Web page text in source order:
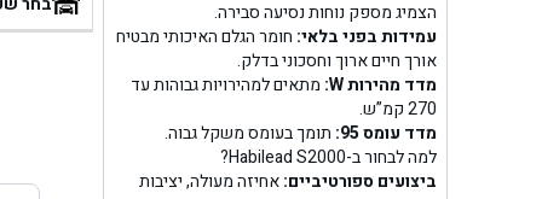
הצמיג מספק נוחות נסיעה סבירה.
עמידות בפני בלאי: חומר הגלם האיכותי מבטיח
אורך חיים ארוך וחסכוני בדלק.
מדד מהירות W:
מתאים למהירויות גבוהות עד
270 קמ”ש.
מדד עומס 95:
תומך בעומס משקל גבוה.
למה לבחור ב-Habilead S2000?
ביצועים ספורטיביים:אחיזה מעולה, יציבות